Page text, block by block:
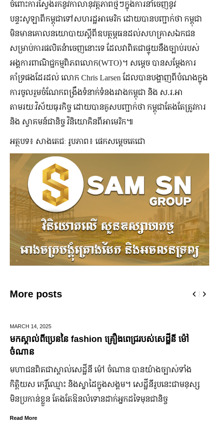
ចំពោះការស្វែងរកនូវកាលានុវត្តភាពថ្មីៗក្នុងការនាំចេញនូវ
បន្ទះសូឡាពីកម្ពុជាទៅសហរដ្ឋអាមេរិក ដោយបានបញ្ជាក់ថា កម្ពុជា
មិនមានគោលនយោបាយស្តីពីឧបត្ថម្ភធនដល់សហគ្រាសឯកជន
សម្រាប់ការផលិតនំាចេញនោះទេ ដែលវាពិតជាផ្ទុយនឹងច្បាប់របស់
អង្គការពាណិជ្ជកម្មពិភពលោក(WTO)។ សម្តេច បានសម្តែងការ
គាំទ្រផងដែរដល់ លោក Chris Larsen ដែលបានបង្ហាញពីបំណងក្នុង
ការចូលរួមចំណែកពង្រឹងទំនាក់ទំនងរវាងកម្ពុជា និង ស.រ.អា
តាមរយៈវិស័យធុរកិច្ច ដោយបានគូសបញ្ជាក់ថា កម្ពុជាតែងតែត្រូវការ
និង ស្វាគមន៍ជានិច្ច វិនិយោគិនពីអាមេរិក៕
អត្ថបទ៖ សាងតេជៈ រូបភាព៖ ផេកសម្តេចតេជោ
More posts
14,2025
ស្គាល់ពីប្រេននៃ​ fashion គ្រឿងពេជ្ររបស់សេដ្ឋីនី ម៉ៅ
ាន
ាជន​ពិតជា​ស្គាល់​សេដ្ឋី​នី ម៉ៅ ចំណាន បាន​យ៉ាង​ច្បាស់​ទាំង​
តិយស កេរ្តិ៍ឈ្មោះ និង​ស្នាដៃ​ក្នុង​សង្គម។ សេដ្ឋី​នី​រូប​នេះ​ជា​មនុស្ស​
ប្រកាន់​ខ្លួន តែងតែ​ឱនលំទោន​ដាក់​អ្នក​ដទៃ​មុន​ជានិច្ច
More